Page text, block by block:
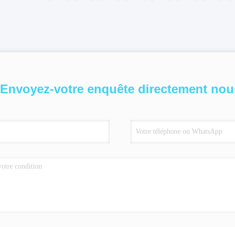
Envoyez-votre enquête directement